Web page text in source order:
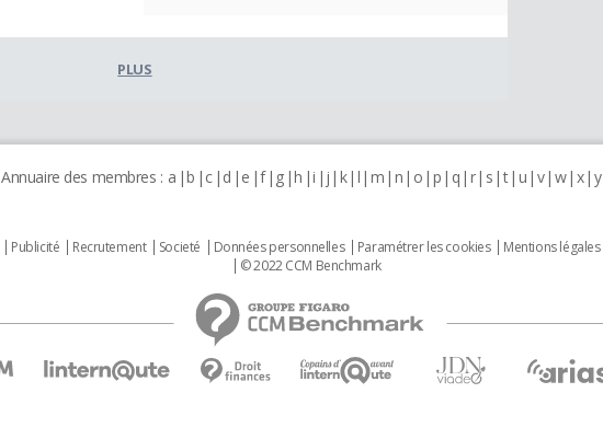
PLUS
Annuaire des membres : a b c d e f g h i j k l m n o p q r s t u v w x y
Publicité Recrutement Societé Données personnelles Paramétrer les cookies Mentions légales
© 2022 CCM Benchmark